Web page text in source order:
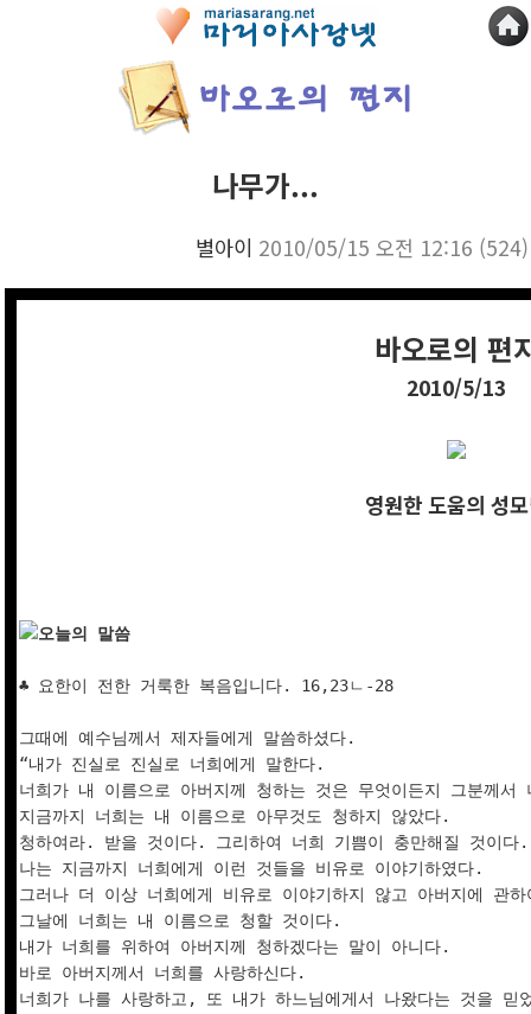
나무가...
별아이 2010/05/15 오전 12:16 (524)
바오로의 편
2010/5/13
영원한 도움의 성
오늘의 말씀
♣ 요한이 전한 거룩한 복음입니다. 16,23ㄴ-28
그때에 예수님께서 제자들에게 말씀하셨다.
“내가 진실로 진실로 너희에게 말한다.
너희가 내 이름으로 아버지께 청하는 것은 무엇이든지 그분께서
지금까지 너희는 내 이름으로 아무것도 청하지 않았다.
청하여라. 받을 것이다. 그리하여 너희 기쁨이 충만해질 것이
나는 지금까지 너희에게 이런 것들을 비유로 이야기하였다.
그러나 더 이상 너희에게 비유로 이야기하지 않고 아버지에
그날에 너희는 내 이름으로 청할 것이다.
내가 너희를 위하여 아버지께 청하겠다는 말이 아니다.
바로 아버지께서 너희를 사랑하신다.
너희가 나를 사랑하고, 또 내가 하느님에게서 나왔다는 것을